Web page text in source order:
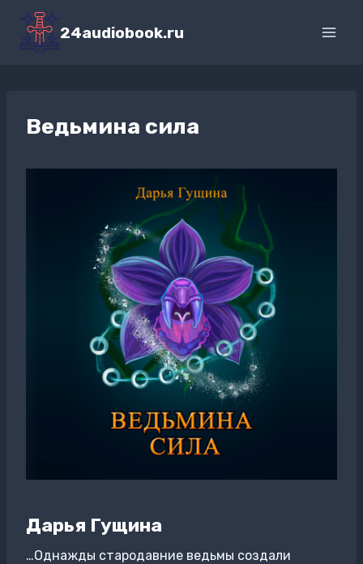
Перейти
содержимому
24audiobook.ru
Ведьмина сила
Дарья Гущина
…Однажды стародавние ведьмы создали